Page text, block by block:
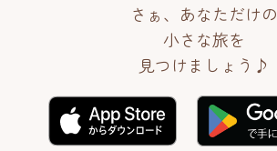
さぁ、あなただけの
小さな旅を
見つけましょう♪